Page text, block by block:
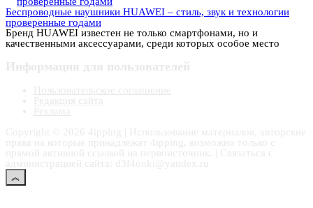
Беспроводные наушники HUAWEI – стиль, звук и технологии
проверенные годами
Бренд HUAWEI известен не только смартфонами, но и
качественными аксессуарами, среди которых особое место